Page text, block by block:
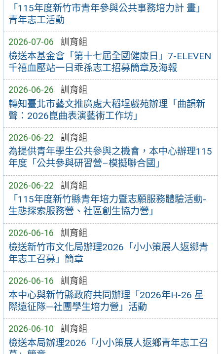
「115年度新竹市青年參與公共事務培力計 畫」
青年志工活動
2026-07-06 訓育組
檢送本基金會「第十七屆全國健康日」7-ELEVEN
千禧血壓站一日乖孫志工招募簡章及海報
2026-06-26 訓育組
轉知臺北市藝文推廣處大稻埕戲苑辦理「曲韻新
聲：2026崑曲表演藝術工作坊」
2026-06-22 訓育組
為提供青年學生公共參與之機會，本中心辦理115
年度「公共參與研習營–模擬聯合國」
2026-06-22 訓育組
「115年度新竹縣青年培力暨志願服務體驗活動-
生態探索服務營、社區創生協力營」
2026-06-16 訓育組
檢送新竹市文化局辦理2026「小小策展人返鄉青
年志工召募」簡章
2026-06-16 訓育組
本中心與新竹縣政府共同辦理「2026年H-26 星
際遠征隊—社團學生培力營」活動
2026-06-10 訓育組
檢送本局辦理2026「小小策展人返鄉青年志工召